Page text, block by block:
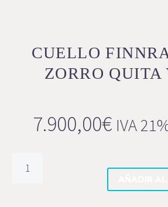
CUELLO
ZORRO QUITA
7.900,00€ IVA
Finnraccon
AÑADIR